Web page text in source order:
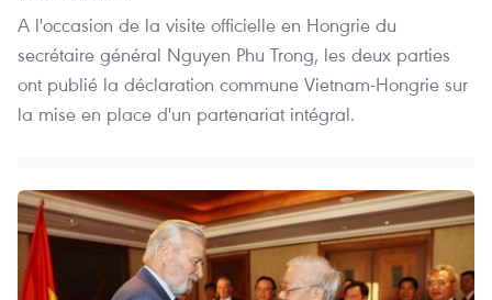
A l'occasion de la visite officielle en Hongrie du
secrétaire général Nguyen Phu Trong, les deux parties
ont publié la déclaration commune Vietnam-Hongrie sur
la mise en place d'un partenariat intégral.